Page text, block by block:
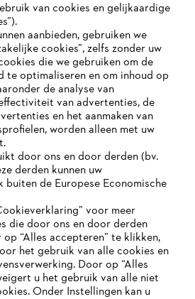
#STIHL
WORDT NIET
die we nog niet ondersteunen. Om
van cookies en gelijkaardige
aanbieden, gebruiken we
cookies”, zelfs zonder uw
die we gebruiken om de
te optimaliseren en om inhoud op
de analyse van
van advertenties, de
en het aanmaken van
worden alleen met uw
door ons en door derden (bv.
derden kunnen uw
buiten de Europese Economische
voor meer
die door ons en door derden
“Alles accepteren” te klikken,
het gebruik van alle cookies en
Door op “Alles
u het gebruik van alle niet
Onder Instellingen kan u